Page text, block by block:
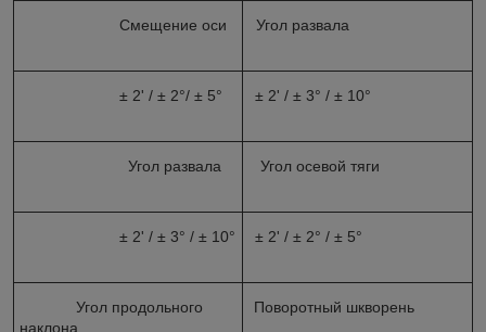
Смещение оси Угол развала
± 2' / ± 2°/ ± 5° ± 2' / ± 3° / ± 10°
Угол развала Угол осевой тяги
± 2' / ± 3° / ± 10° ± 2' / ± 2° / ± 5°
Угол продольного
наклона
Поворотный шкворень